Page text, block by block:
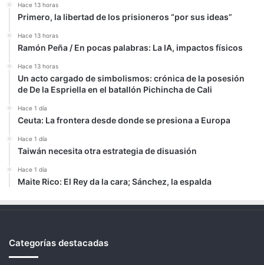
Hace 13 horas
Primero, la libertad de los prisioneros “por sus ideas”
Hace 13 horas
Ramón Peña / En pocas palabras: La IA, impactos físicos
Hace 13 horas
Un acto cargado de simbolismos: crónica de la posesión
de De la Espriella en el batallón Pichincha de Cali
Hace 1 día
Ceuta: La frontera desde donde se presiona a Europa
Hace 1 día
Taiwán necesita otra estrategia de disuasión
Hace 1 día
Maite Rico: El Rey da la cara; Sánchez, la espalda
Categorías destacadas